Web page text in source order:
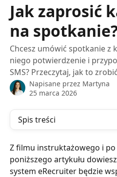
Jak zaprosić
na
Chcesz umówić spotkanie z
niego potwierdzenie i
SMS? Przeczytaj, jak to
Napisane przez Martyna
25 marca 2026
Spis treści
Z filmu instruktażowego i
poniższego artykułu
system eRecruiter będzie